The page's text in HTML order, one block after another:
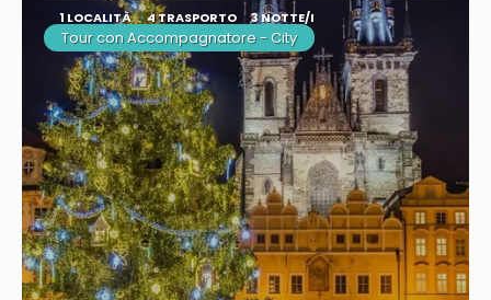
1 LOCALITÀ 4 TRASPORTO 3 NOTTE/I
Tour con Accompagnatore - City